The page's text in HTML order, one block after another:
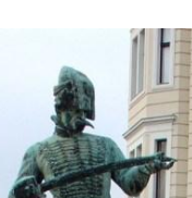
AUKTION
AUSSTELLUNGEN
NACHRICHTEN
ÜBER UNS | KONTAKT
EN
HU